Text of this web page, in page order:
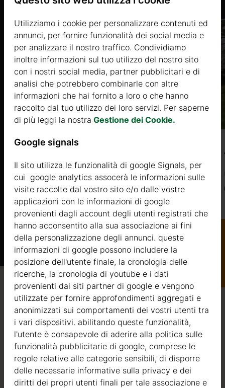
HEBE 2 (44mm) 4,7×4,7m, 22㎡
Prezzo da
6950 €
Di più
Qualità / garanzia / consulenza
Qualità
Siamo attivi nel settore della produzione di strutture in
legno dal 2004. Nel corso di questi anni, abbiamo
Utilizziamo i cookie per personalizzare contenuti ed
annunci, per fornire funzionalità dei social media e
per analizzare il nostro traffico. Condividiamo
inoltre informazioni sul tuo utilizzo del nostro sito
con i nostri social media, partner pubblicitari e di
analisi che potrebbero combinarle con altre
informazioni che hai fornito a loro o che hanno
raccolto dal tuo utilizzo dei loro servizi. Per saperne
di più leggi la nostra Gestione dei Cookie.
Google signals
Il sito utilizza le funzionalità di google Signals, per
cui google analytics assocerà le informazioni sulle
visite raccolte dal vostro sito e/o dalle vostre
applicazioni con le informazioni di google
provenienti dagli account degli utenti registrati che
hanno acconsentito alla sua associazione ai fini
della personalizzazione degli annunci. queste
informazioni di google possono includere la
posizione dell'utente finale, la cronologia delle
ricerche, la cronologia di youtube e i dati
provenienti dai siti partner di google e vengono
utilizzate per fornire approfondimenti aggregati e
anonimizzati sui comportamenti dei vostri utenti tra
i vari dispositivi. abilitando queste funzionalità,
l'utente è consapevole di aderire alla politica sulle
funzionalità pubblicitarie di google, comprese le
regole relative alle categorie sensibili, di disporre
delle necessarie informative sulla privacy e dei
diritti dei propri utenti finali per tale associazione e